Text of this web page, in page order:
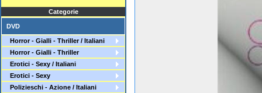
Categorie
DVD
Horror - Gialli - Thriller / Italiani
Horror - Gialli - Thriller
Erotici - Sexy / Italiani
Erotici - Sexy
Polizieschi - Azione / Italiani